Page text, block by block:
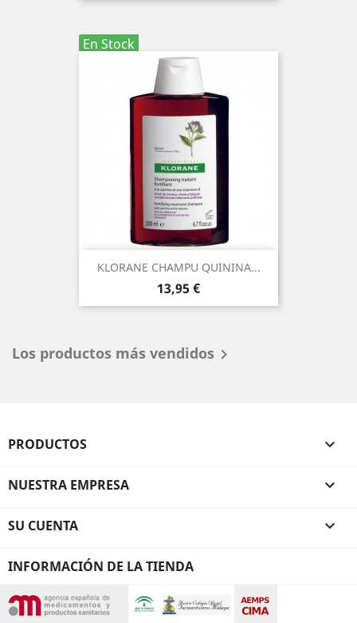
En Stock
KLORANE CHAMPU QUININA...
Precio
13,95 €
Los productos más vendidos 
PRODUCTOS 
NUESTRA EMPRESA 
SU CUENTA 
INFORMACIÓN DE LA TIENDA